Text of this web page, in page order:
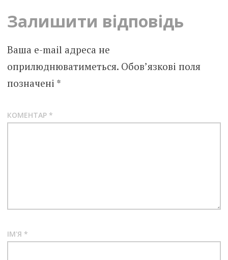
Залишити відповідь
Ваша e-mail адреса не
оприлюднюватиметься. Обов’язкові поля
позначені *
КОМЕНТАР *
ІМ'Я *